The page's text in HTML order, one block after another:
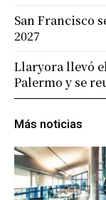
Más noticias
San Francisco
2027
Llaryora llevó
Palermo y se